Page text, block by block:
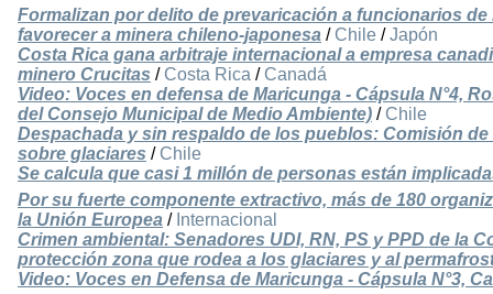
Formalizan por delito de prevaricación a funcionarios
favorecer a minera chileno-japonesa / Chile /Japón
Costa Rica gana arbitraje internacional a empresa
minero Crucitas / Costa Rica / Canadá
Video: Voces en defensa de Maricunga - Cápsula N°4,
del Consejo Municipal de Medio Ambiente) / Chile
Despachada y sin respaldo de los pueblos: Comisión
sobre glaciares / Chile
Se calcula que casi 1 millón de personas están
Por su fuerte componente extractivo, más de 180
la Unión Europea / Internacional
Crimen ambiental: Senadores UDI, RN, PS y PPD de la
protección zona que rodea a los glaciares y al
Video: Voces en Defensa de Maricunga - Cápsula N°3,